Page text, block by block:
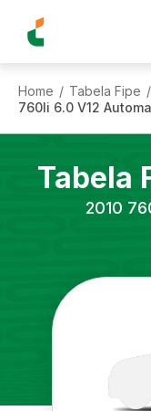
Home / Tabela Fipe /
760li 6.0 V12
Tabela
2010